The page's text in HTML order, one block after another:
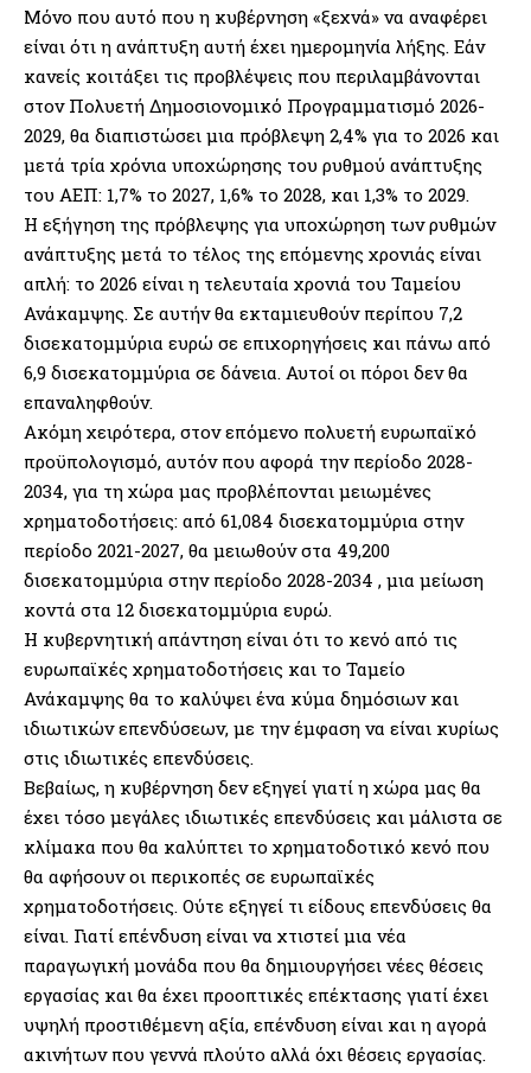
Μόνο που αυτό που η κυβέρνηση «ξεχνά» να αναφέρει
είναι ότι η ανάπτυξη αυτή έχει ημερομηνία λήξης. Εάν
κανείς κοιτάξει τις προβλέψεις που περιλαμβάνονται
στον Πολυετή Δημοσιονομικό Προγραμματισμό 2026-
2029, θα διαπιστώσει μια πρόβλεψη 2,4% για το 2026 και
μετά τρία χρόνια υποχώρησης του ρυθμού ανάπτυξης
του ΑΕΠ: 1,7% το 2027, 1,6% το 2028, και 1,3% το 2029.
Η εξήγηση της πρόβλεψης για υποχώρηση των ρυθμών
ανάπτυξης μετά το τέλος της επόμενης χρονιάς είναι
απλή: το 2026 είναι η τελευταία χρονιά του Ταμείου
Ανάκαμψης. Σε αυτήν θα εκταμιευθούν περίπου 7,2
δισεκατομμύρια ευρώ σε επιχορηγήσεις και πάνω από
6,9 δισεκατομμύρια σε δάνεια. Αυτοί οι πόροι δεν θα
επαναληφθούν.
Ακόμη χειρότερα, στον επόμενο πολυετή ευρωπαϊκό
προϋπολογισμό, αυτόν που αφορά την περίοδο 2028-
2034, για τη χώρα μας προβλέπονται μειωμένες
χρηματοδοτήσεις: από 61,084 δισεκατομμύρια στην
περίοδο 2021-2027, θα μειωθούν στα 49,200
δισεκατομμύρια στην περίοδο 2028-2034 , μια μείωση
κοντά στα 12 δισεκατομμύρια ευρώ.
Η κυβερνητική απάντηση είναι ότι το κενό από τις
ευρωπαϊκές χρηματοδοτήσεις και το Ταμείο
Ανάκαμψης θα το καλύψει ένα κύμα δημόσιων και
ιδιωτικών επενδύσεων, με την έμφαση να είναι κυρίως
στις ιδιωτικές επενδύσεις.
Βεβαίως, η κυβέρνηση δεν εξηγεί γιατί η χώρα μας θα
έχει τόσο μεγάλες ιδιωτικές επενδύσεις και μάλιστα σε
κλίμακα που θα καλύπτει το χρηματοδοτικό κενό που
θα αφήσουν οι περικοπές σε ευρωπαϊκές
χρηματοδοτήσεις. Ούτε εξηγεί τι είδους επενδύσεις θα
είναι. Γιατί επένδυση είναι να χτιστεί μια νέα
παραγωγική μονάδα που θα δημιουργήσει νέες θέσεις
εργασίας και θα έχει προοπτικές επέκτασης γιατί έχει
υψηλή προστιθέμενη αξία, επένδυση είναι και η αγορά
ακινήτων που γεννά πλούτο αλλά όχι θέσεις εργασίας.